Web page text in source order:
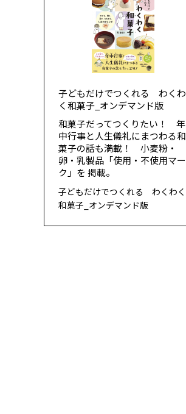
子どもだけでつくれる わくわ
く和菓子_オンデマンド版
和菓子だってつくりたい！ 年
中行事と人生儀礼にまつわる和
菓子の話も満載！ 小麦粉・
卵・乳製品「使用・不使用マー
ク」を 掲載。
子どもだけでつくれる わくわく
和菓子_オンデマンド版